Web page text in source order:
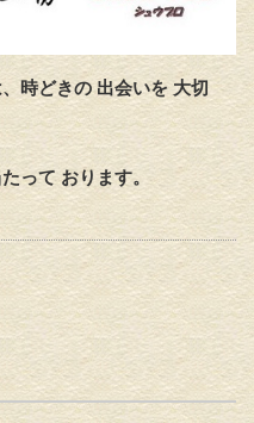
時どきの 出会いを 大切
って おります。